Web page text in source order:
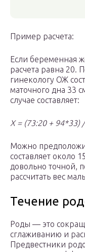
Пример расчета:
Если беременная
расчета равна 20.
гинекологу ОЖ
маточного дна 33
случае составляет:
Х = (73:20 + 94*33)
Можно
составляет около
довольно точной,
рассчитать вес
Течение
Роды — это
сглаживанию и
Предвестники